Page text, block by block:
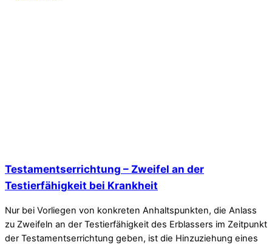
Testamentserrichtung – Zweifel an der
Testierfähigkeit bei Krankheit
Nur bei Vorliegen von konkreten Anhaltspunkten, die Anlass
zu Zweifeln an der Testierfähigkeit des Erblassers im Zeitpunkt
der Testamentserrichtung geben, ist die Hinzuziehung eines